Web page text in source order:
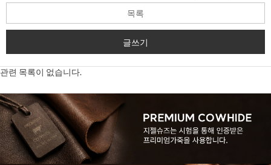
목록
글쓰기
관련 목록이 없습니다.